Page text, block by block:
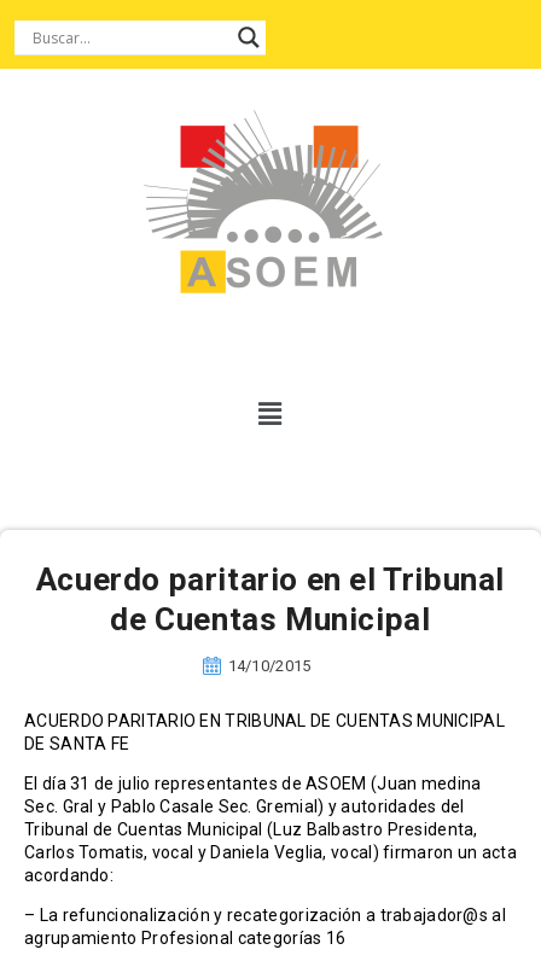
Acuerdo paritario en el Tribunal
de Cuentas Municipal
14/10/2015
ACUERDO PARITARIO EN TRIBUNAL DE CUENTAS MUNICIPAL
DE SANTA FE
El día 31 de julio representantes de ASOEM (Juan medina
Sec. Gral y Pablo Casale Sec. Gremial) y autoridades del
Tribunal de Cuentas Municipal (Luz Balbastro Presidenta,
Carlos Tomatis, vocal y Daniela Veglia, vocal) firmaron un acta
acordando:
– La refuncionalización y recategorización a trabajador@s al
agrupamiento Profesional categorías 16